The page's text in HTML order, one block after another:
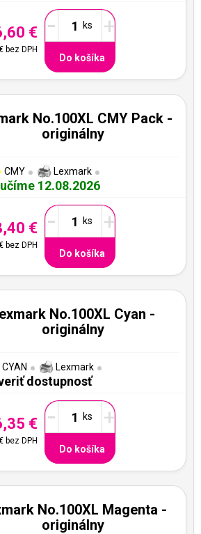
€
bez DPH
- +
Do košíka
No.100XL CMY Pack -
originálny
CMY Lexmark
12.08.2026
€
bez DPH
- +
Do košíka
No.100XL Cyan -
originálny
CYAN Lexmark
dostupnosť
€
bez DPH
- +
Do košíka
No.100XL Magenta -
originálny